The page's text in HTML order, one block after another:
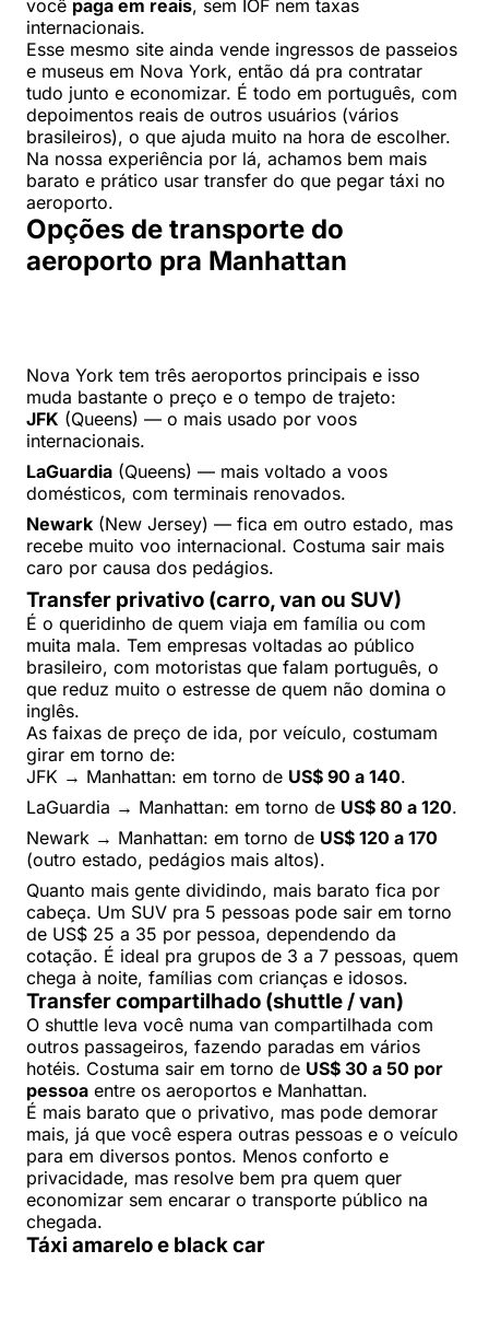
você paga em reais, sem IOF nem taxas
internacionais.
Esse mesmo site ainda vende ingressos de passeios
e museus em Nova York, então dá pra contratar
tudo junto e economizar. É todo em português, com
depoimentos reais de outros usuários (vários
brasileiros), o que ajuda muito na hora de escolher.
Na nossa experiência por lá, achamos bem mais
barato e prático usar transfer do que pegar táxi no
aeroporto.
Opções de transporte do
aeroporto pra Manhattan
Nova York tem três aeroportos principais e isso
muda bastante o preço e o tempo de trajeto:
JFK (Queens) — o mais usado por voos
internacionais.
LaGuardia (Queens) — mais voltado a voos
domésticos, com terminais renovados.
Newark (New Jersey) — fica em outro estado, mas
recebe muito voo internacional. Costuma sair mais
caro por causa dos pedágios.
Transfer privativo (carro, van ou SUV)
É o queridinho de quem viaja em família ou com
muita mala. Tem empresas voltadas ao público
brasileiro, com motoristas que falam português, o
que reduz muito o estresse de quem não domina o
inglês.
As faixas de preço de ida, por veículo, costumam
girar em torno de:
JFK → Manhattan: em torno de US$ 90 a 140.
LaGuardia → Manhattan: em torno de US$ 80 a 120.
Newark → Manhattan: em torno de US$ 120 a 170
(outro estado, pedágios mais altos).
Quanto mais gente dividindo, mais barato fica por
cabeça. Um SUV pra 5 pessoas pode sair em torno
de US$ 25 a 35 por pessoa, dependendo da
cotação. É ideal pra grupos de 3 a 7 pessoas, quem
chega à noite, famílias com crianças e idosos.
Transfer compartilhado (shuttle / van)
O shuttle leva você numa van compartilhada com
outros passageiros, fazendo paradas em vários
hotéis. Costuma sair em torno de US$ 30 a 50 por
pessoa entre os aeroportos e Manhattan.
É mais barato que o privativo, mas pode demorar
mais, já que você espera outras pessoas e o veículo
para em diversos pontos. Menos conforto e
privacidade, mas resolve bem pra quem quer
economizar sem encarar o transporte público na
chegada.
Táxi amarelo e black car